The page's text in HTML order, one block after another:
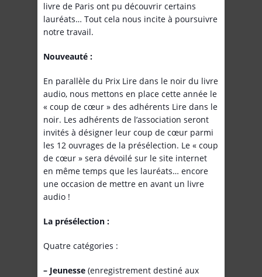
livre de Paris ont pu découvrir certains
lauréats… Tout cela nous incite à poursuivre
notre travail.
Nouveauté :
En parallèle du Prix Lire dans le noir du livre
audio, nous mettons en place cette année le
« coup de cœur » des adhérents Lire dans le
noir. Les adhérents de l’association seront
invités à désigner leur coup de cœur parmi
les 12 ouvrages de la présélection. Le « coup
de cœur » sera dévoilé sur le site internet
en même temps que les lauréats… encore
une occasion de mettre en avant un livre
audio !
La présélection :
Quatre catégories :
– Jeunesse (enregistrement destiné aux